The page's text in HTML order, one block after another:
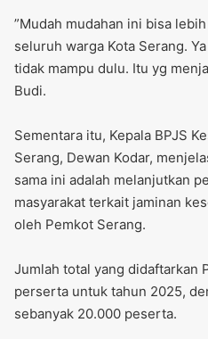
‎”Mudah mudahan ini bisa
seluruh warga Kota Serang.
tidak mampu dulu. Itu yg
Budi.
Sementara itu, ‎Kepala BPJS
Serang, Dewan Kodar,
sama ini adalah melanjutkan
masyarakat terkait jaminan
oleh Pemkot Serang.
‎Jumlah total yang didaftarkan
perserta untuk tahun 2025,
sebanyak 20.000 peserta.